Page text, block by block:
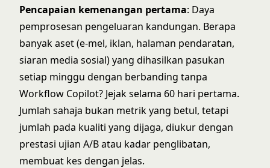
Pencapaian kemenangan pertama: Daya
pemprosesan pengeluaran kandungan. Berapa
banyak aset (e-mel, iklan, halaman pendaratan,
siaran media sosial) yang dihasilkan pasukan
setiap minggu dengan berbanding tanpa
Workflow Copilot? Jejak selama 60 hari pertama.
Jumlah sahaja bukan metrik yang betul, tetapi
jumlah pada kualiti yang dijaga, diukur dengan
prestasi ujian A/B atau kadar penglibatan,
membuat kes dengan jelas.